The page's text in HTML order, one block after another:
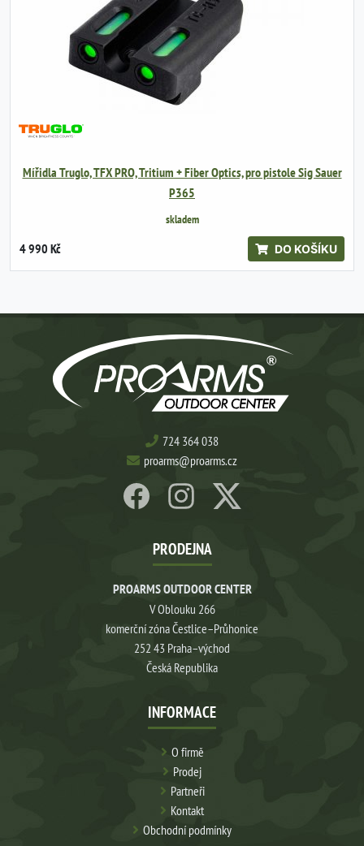
Mířidla Truglo, TFX PRO, Tritium + Fiber Optics, pro pistole Sig Sauer
P365
skladem
4 990 Kč DO KOŠÍKU
724 364 038
proarms@proarms.cz
PRODEJNA
PROARMS OUTDOOR CENTER
V Oblouku 266
komerční zóna Čestlice–Průhonice
252 43 Praha–východ
Česká Republika
INFORMACE
O firmě
Prodej
Partneři
Kontakt
Obchodní podmínky